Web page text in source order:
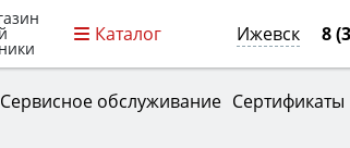
Каталог Ижевск 8
Сервисное обслуживание Сертификаты